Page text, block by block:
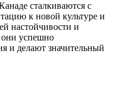
сталкиваются с
к новой культуре и
настойчивости и
они успешно
и делают значительный